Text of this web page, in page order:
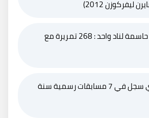
ليفركوزن 2012)
أكبر عدد تمريرات حاسمة لناد واحد : 268 تمريرة مع
اللاعب الوحيد الذي سجل في 7 مسابقات رسمية سنة